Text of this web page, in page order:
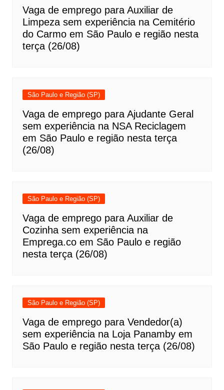
Vaga de emprego para Auxiliar de
Limpeza sem experiência na Cemitério
do Carmo em São Paulo e região nesta
terça (26/08)
São Paulo e Região (SP)
Vaga de emprego para Ajudante Geral
sem experiência na NSA Reciclagem
em São Paulo e região nesta terça
(26/08)
São Paulo e Região (SP)
Vaga de emprego para Auxiliar de
Cozinha sem experiência na
Emprega.co em São Paulo e região
nesta terça (26/08)
São Paulo e Região (SP)
Vaga de emprego para Vendedor(a)
sem experiência na Loja Panamby em
São Paulo e região nesta terça (26/08)